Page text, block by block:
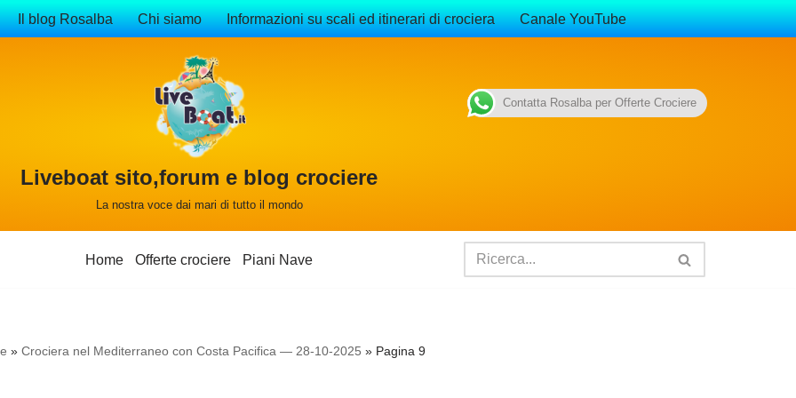
Il blog Rosalba Chi siamo Informazioni su scali ed itinerari di crociera Canale YouTube
Liveboat sito,forum e blog crociere
La nostra voce dai mari di tutto il mondo
Home Offerte crociere Piani Nave
» Crociera nel Mediterraneo con Costa Pacifica — 28-10-2025 » Pagina 9
Contatta Rosalba per Offerte Crociere